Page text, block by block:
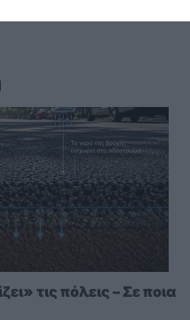
τις πόλεις – Σε ποια